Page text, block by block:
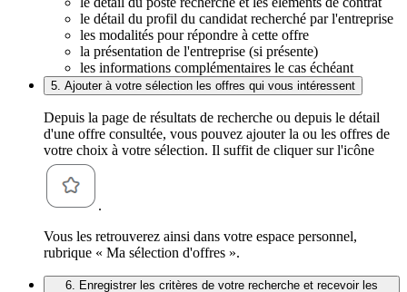
le détail du profil du candidat recherché par l'entreprise
les modalités pour répondre à cette offre
la présentation de l'entreprise (si présente)
les informations complémentaires le cas échéant
5. Ajouter à votre sélection les offres qui vous intéressent
Depuis la page de résultats de recherche ou depuis le détail
d'une offre consultée, vous pouvez ajouter la ou les offres de
votre choix à votre sélection. Il suffit de cliquer sur l'icône
.
Vous les retrouverez ainsi dans votre espace personnel,
rubrique « Ma sélection d'offres ».
6. Enregistrer les critères de votre recherche et recevoir les